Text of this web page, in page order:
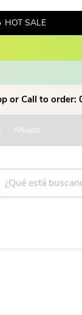
HOT SALE
or Call to order:
Afiliado